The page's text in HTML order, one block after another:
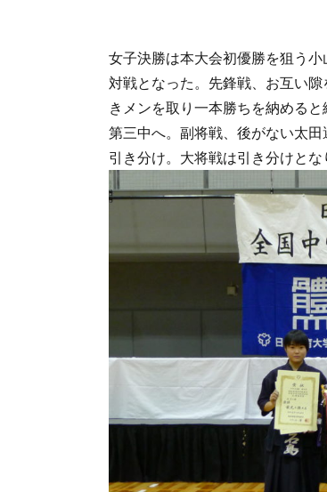
女子決勝は本大会初優勝を狙う
対戦となった。先鋒戦、お互い
きメンを取り一本勝ちを納める
第三中へ。副将戦、後がない太
引き分け。大将戦は引き分けと